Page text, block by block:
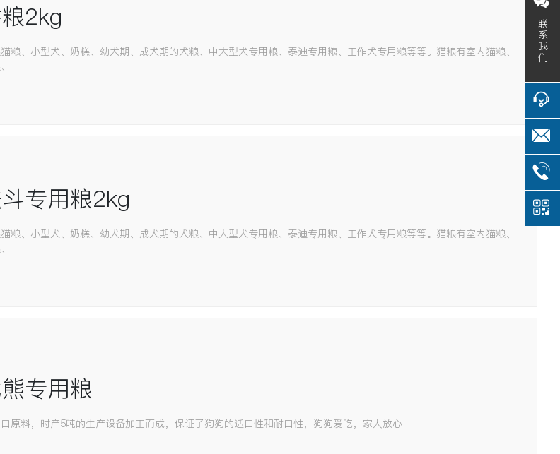
2kg
粮、小型犬、奶糕、幼犬期、成犬期的犬粮、中大型犬专用粮、泰迪专用粮、工作犬专用粮等等。猫粮有室内猫粮、
专用粮2kg
粮、小型犬、奶糕、幼犬期、成犬期的犬粮、中大型犬专用粮、泰迪专用粮、工作犬专用粮等等。猫粮有室内猫粮、
专用粮
原料，时产5吨的生产设备加工而成，保证了狗狗的适口性和耐口性，狗狗爱吃，家人放心
联系我们